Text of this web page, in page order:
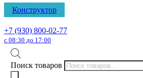
Конструктор
+7 (930) 800-02-77
с 08:30 до 17:00
Поиск товаров